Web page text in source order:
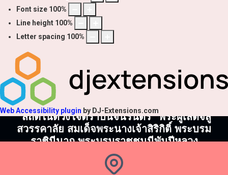
Font size 100%
Line height 100%
Letter spacing 100%
Web Accessibility plugin by DJ-Extensions.com
"สถิตในดวงใจตราบนิจนิรันดร์" พระผู้เสด็จสู่
สวรรคาลัย สมเด็จพระนางเจ้าสิริกิติ์ พระบรม
ราชินีนาถ พระบรมราชชนนีพันปีหลวง